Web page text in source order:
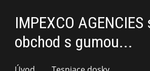
IMPEXCO
obchod s gumou...